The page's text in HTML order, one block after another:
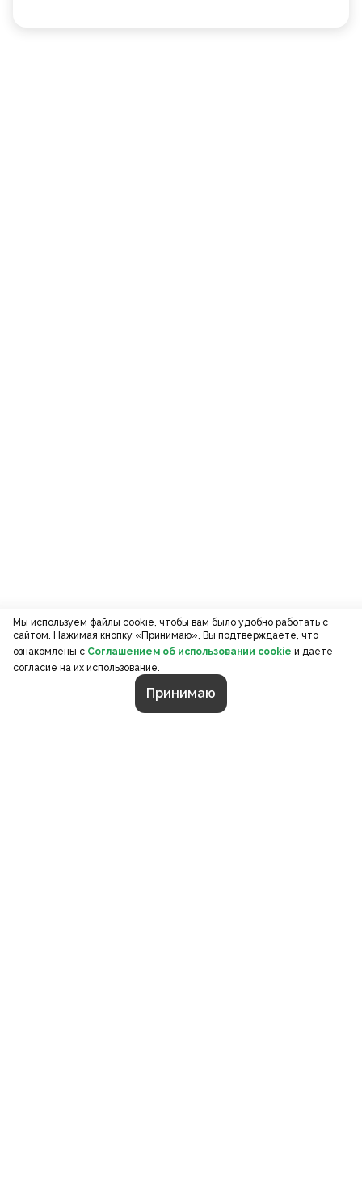
Мы используем файлы cookie, чтобы вам было удобно работать с
сайтом. Нажимая кнопку «Принимаю», Вы подтверждаете, что
ознакомлены с Соглашением об использовании cookie и даете
согласие на их использование.
Принимаю